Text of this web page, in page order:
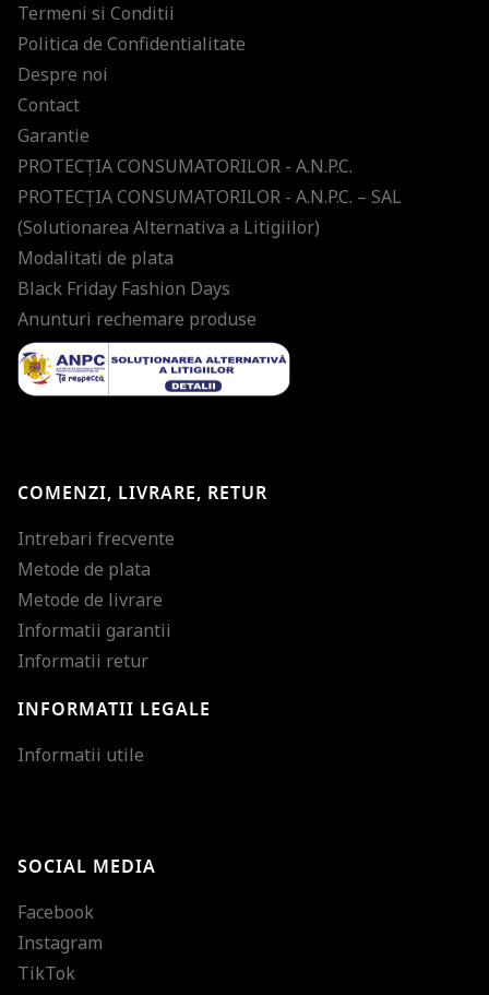
Termeni si Conditii
Politica de Confidentialitate
Despre noi
Contact
Garantie
PROTECŢIA CONSUMATORILOR - A.N.P.C.
PROTECŢIA CONSUMATORILOR - A.N.P.C. – SAL
(Solutionarea Alternativa a Litigiilor)
Modalitati de plata
Black Friday Fashion Days
Anunturi rechemare produse
COMENZI, LIVRARE, RETUR
Intrebari frecvente
Metode de plata
Metode de livrare
Informatii garantii
Informatii retur
INFORMATII LEGALE
Informatii utile
SOCIAL MEDIA
Facebook
Instagram
TikTok